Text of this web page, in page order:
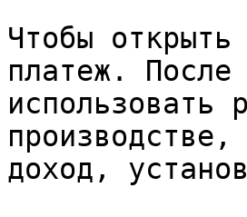
Чтобы
платеж. После
использовать
доход,